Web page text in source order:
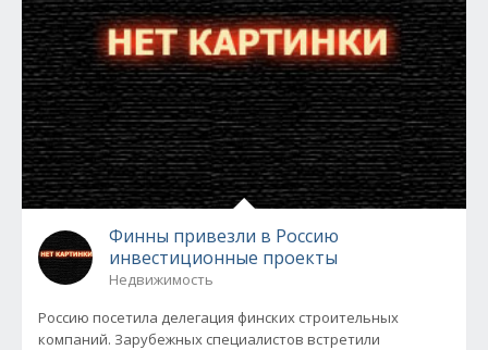
Финны привезли в Россию
инвестиционные проекты
Недвижимость
Россию посетила делегация финских строительных
компаний. Зарубежных специалистов встретили